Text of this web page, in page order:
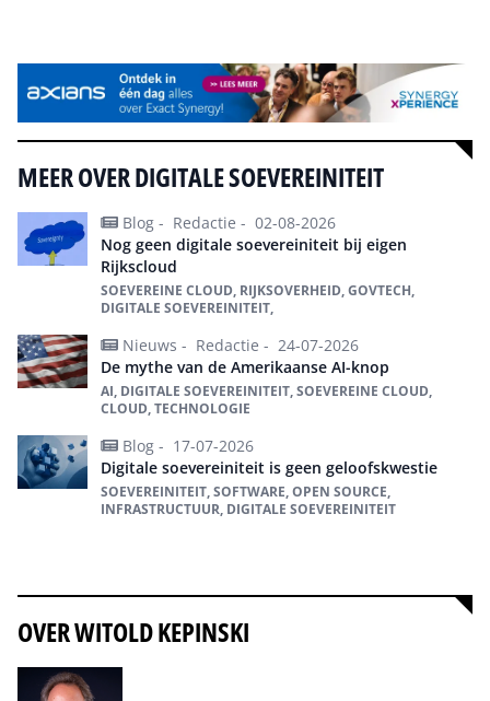
MEER OVER DIGITALE SOEVEREINITEIT
Blog - Redactie - 02-08-2026
Nog geen digitale soevereiniteit bij eigen
Rijkscloud
SOEVEREINE CLOUD, RIJKSOVERHEID, GOVTECH,
DIGITALE SOEVEREINITEIT,
Nieuws - Redactie - 24-07-2026
De mythe van de Amerikaanse AI-knop
AI, DIGITALE SOEVEREINITEIT, SOEVEREINE CLOUD,
CLOUD, TECHNOLOGIE
Blog - 17-07-2026
Digitale soevereiniteit is geen geloofskwestie
SOEVEREINITEIT, SOFTWARE, OPEN SOURCE,
INFRASTRUCTUUR, DIGITALE SOEVEREINITEIT
OVER WITOLD KEPINSKI